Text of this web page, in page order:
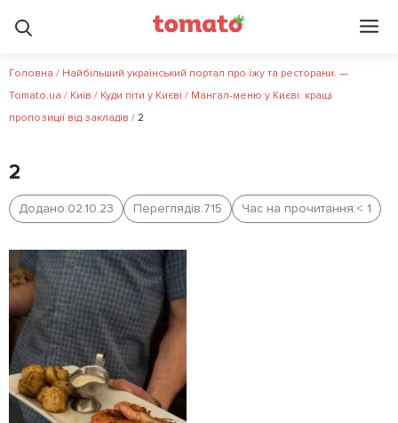
Головна / Найбільший український портал про їжу та ресторани. —
Tomato.ua / Київ / Куди піти у Києві / Мангал-меню у Києві: кращі
пропозиції від закладів / 2
2
Додано:02.10.23 Переглядів:715 Час на прочитання:< 1